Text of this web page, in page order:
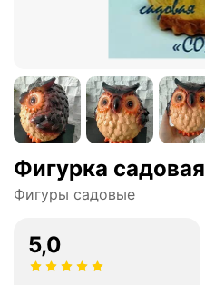
Фигурка садовая
Фигуры садовые
5,0